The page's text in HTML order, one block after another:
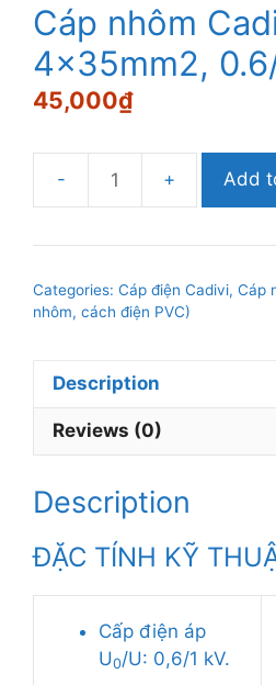
Cáp nhôm
4x35mm2,
45,000₫
Cáp
Cadivi
Add
Categories: Cáp điện Cadivi, Cáp
nhôm, cách điện PVC)
Description
Reviews (0)
Description
ĐẶC TÍNH KỸ
Cấp điện áp
U0/U: 0,6/1 kV.